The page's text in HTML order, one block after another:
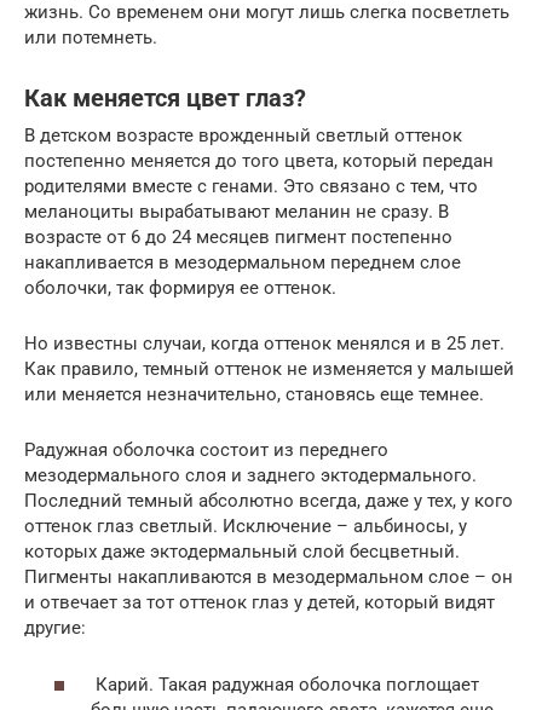
жизнь. Со временем они могут лишь слегка посветлеть
или потемнеть.
Как меняется цвет глаз?
В детском возрасте врожденный светлый оттенок
постепенно меняется до того цвета, который передан
родителями вместе с генами. Это связано с тем, что
меланоциты вырабатывают меланин не сразу. В
возрасте от 6 до 24 месяцев пигмент постепенно
накапливается в мезодермальном переднем слое
оболочки, так формируя ее оттенок.
Но известны случаи, когда оттенок менялся и в 25 лет.
Как правило, темный оттенок не изменяется у малышей
или меняется незначительно, становясь еще темнее.
Радужная оболочка состоит из переднего
мезодермального слоя и заднего эктодермального.
Последний темный абсолютно всегда, даже у тех, у кого
оттенок глаз светлый. Исключение – альбиносы, у
которых даже эктодермальный слой бесцветный.
Пигменты накапливаются в мезодермальном слое – он
и отвечает за тот оттенок глаз у детей, который видят
другие:
Карий. Такая радужная оболочка поглощает